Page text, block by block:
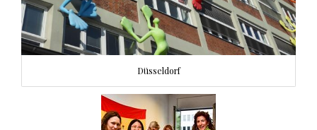
Düsseldorf